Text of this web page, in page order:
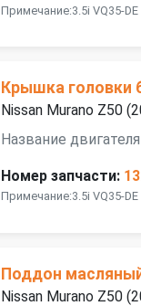
Примечание:3.5i VQ35-DE
Крышка головки
Nissan Murano Z50
Название
Номер запчасти:
Примечание:3.5i VQ35-
Поддон
Nissan Murano Z50